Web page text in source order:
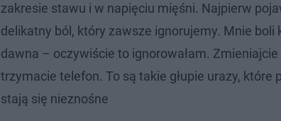
zakresie stawu i w napięciu mięśni. Najpierw
delikatny ból, który zawsze ignorujemy. Mnie boli
dawna – oczywiście to ignorowałam. Zmieniajcie
trzymacie telefon. To są takie głupie urazy, które
stają się nieznośne